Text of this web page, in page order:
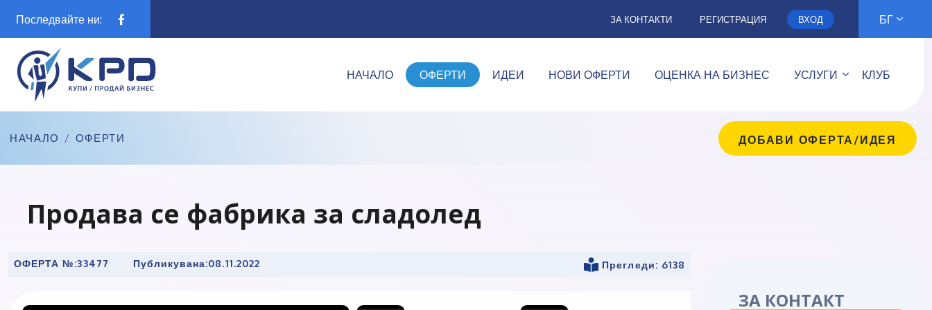
Последвайте ни: ЗА КОНТАКТИ РЕГИСТРАЦИЯ ВХОД БГ
НАЧАЛО ОФЕРТИ ИДЕИ НОВИ ОФЕРТИ ОЦЕНКА НА БИЗНЕС УСЛУГИ КЛУБ
НАЧАЛО / ОФЕРТИ ДОБАВИ ОФЕРТА/ИДЕЯ
Продава се фабрика за сладолед
ОФЕРТА №:33477 Публикувана:08.11.2022 Прегледи: 6138
ЗА КОНТАКТ